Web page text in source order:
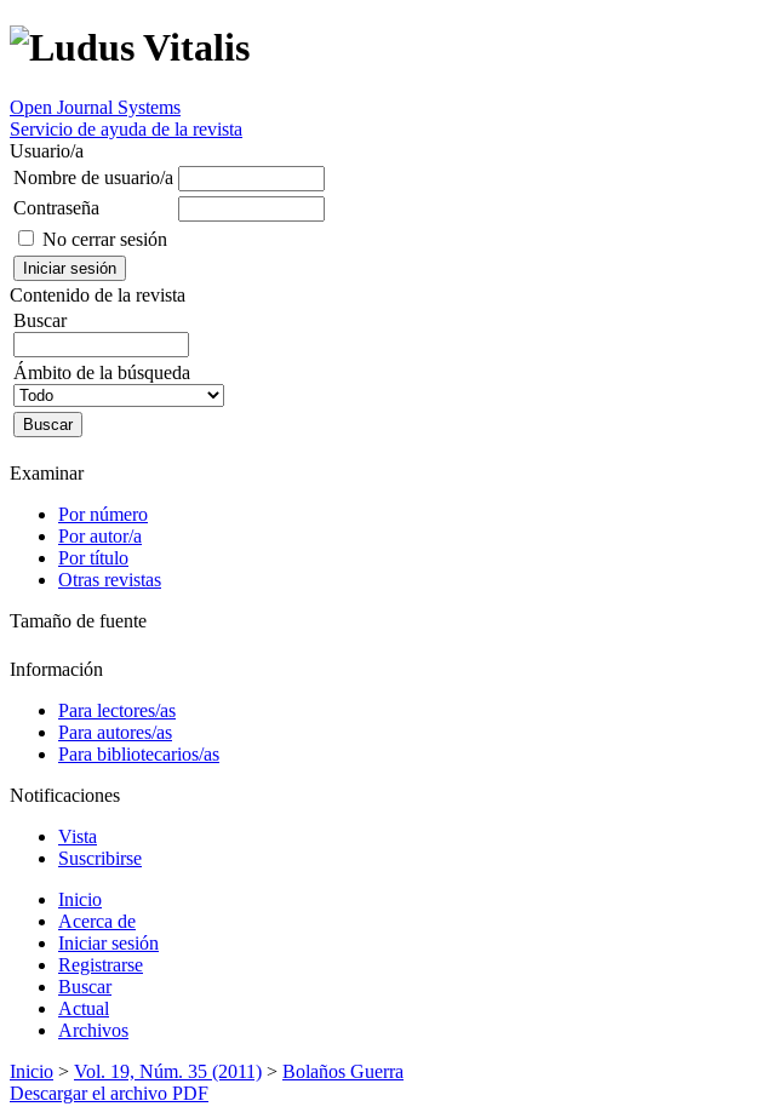
Open Journal Systems
Servicio de ayuda de la revista
Usuario/a
Nombre de usuario/a
Contraseña
No cerrar sesión
Contenido de la revista
Buscar
Ámbito de la búsqueda
Examinar
Por número
Por autor/a
Por título
Otras revistas
Tamaño de fuente
Información
Para lectores/as
Para autores/as
Para bibliotecarios/as
Notificaciones
Vista
Suscribirse
Inicio
Acerca de
Iniciar sesión
Registrarse
Buscar
Actual
Archivos
Inicio > Vol. 19, Núm. 35 (2011) > Bolaños Guerra
Descargar el archivo PDF